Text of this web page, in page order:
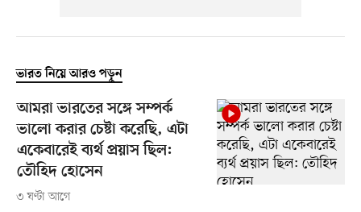
ভারত নিয়ে আরও পড়ুন
আমরা ভারতের সঙ্গে সম্পর্ক
ভালো করার চেষ্টা করেছি, এটা
একেবারেই ব্যর্থ প্রয়াস ছিল:
তৌহিদ হোসেন
৩ ঘণ্টা আগে